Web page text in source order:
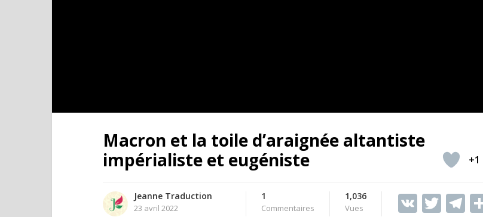
Macron et la toile d’araignée altantiste
impérialiste et eugéniste
Jeanne Traduction
23 avril 2022
1
Commentaires
1,036
Vues V T T
+1